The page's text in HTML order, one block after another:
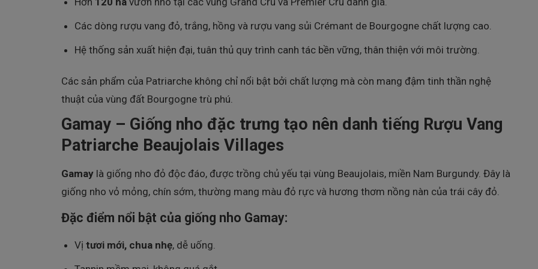
Các dòng rượu vang đỏ, trắng, hồng và rượu vang sủi Crémant de Bourgogne chất lượng cao.
Hệ thống sản xuất hiện đại, tuân thủ quy trình canh tác bền vững, thân thiện với môi trường.
Các sản phẩm của Patriarche không chỉ nổi bật bởi chất lượng mà còn mang đậm tinh thần nghệ
thuật của vùng đất Bourgogne trù phú.
Gamay – Giống nho đặc trưng tạo nên danh tiếng Rượu Vang
Patriarche Beaujolais Villages
Gamay là giống nho đỏ độc đáo, được trồng chủ yếu tại vùng Beaujolais, miền Nam Burgundy. Đây là
giống nho vỏ mỏng, chín sớm, thường mang màu đỏ rực và hương thơm nồng nàn của trái cây đỏ.
Đặc điểm nổi bật của giống nho Gamay:
Vịtươi mới, chua nhẹ, dễ uống.